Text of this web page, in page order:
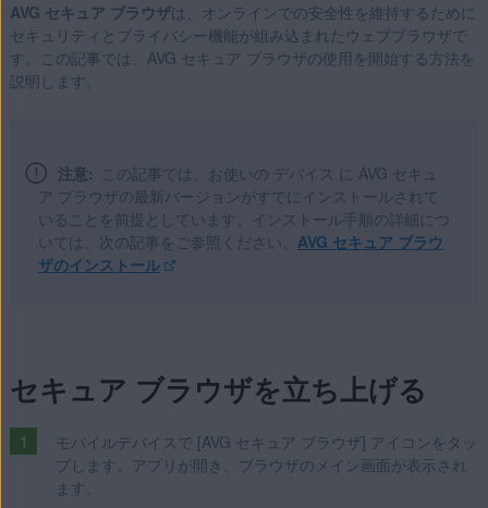
Windows、macOS、Android
AVG セキュア ブラウザは、オンラインでの安全性を維持するために
セキュリティとプライバシー機能が組み込まれたウェブブラウザで
す。この記事では、AVG セキュア ブラウザの使用を開始する方法を
説明します。
注意: この記事では、お使いの デバイス に AVG セキュ
ア ブラウザの最新バージョンがすでにインストールされて
いることを前提としています。インストール手順の詳細につ
いては、次の記事をご参照ください。 AVG セキュア ブラウ
ザのインストール
セキュア ブラウザを立ち上げる
モバイルデバイスで [AVG セキュア ブラウザ] アイコンをタッ
プします。アプリが開き、ブラウザのメイン画面が表示され
ます。